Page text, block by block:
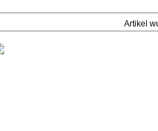
Artikel